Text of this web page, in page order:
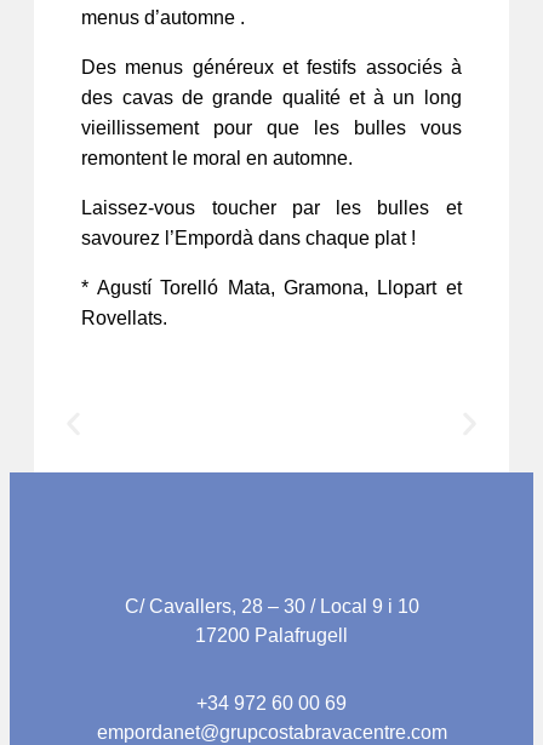
menus d’automne .
Des menus généreux et festifs associés à
des cavas de grande qualité et à un long
vieillissement pour que les bulles vous
remontent le moral en automne.
Laissez-vous toucher par les bulles et
savourez l’Empordà dans chaque plat !
* Agustí Torelló Mata, Gramona, Llopart et
Rovellats.
C/ Cavallers, 28 – 30 / Local 9 i 10
17200 Palafrugell
+34 972 60 00 69
empordanet@grupcostabravacentre.com